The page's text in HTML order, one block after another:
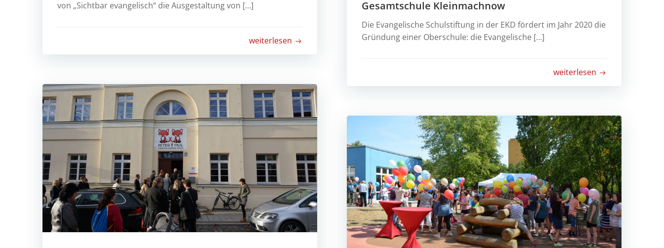
von „Sichtbar evangelisch“ die Ausgestaltung von […]
weiterlesen
Gesamtschule Kleinmachnow
Die Evangelische Schulstiftung in der EKD fördert im Jahr 2020 die
Gründung einer Oberschule: die Evangelische […]
weiterlesen